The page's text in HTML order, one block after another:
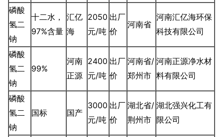
磷酸
氢二
钠
十二水，
97%含量
汇亿
海
2050
元/吨
出厂
价
河南省
河南汇亿海环保
科技有限公司
磷酸
氢二
钠
99%
河南
正源
2400
元/吨
出厂
价
河南省/
郑州市
河南正源净水材
料有限公司
磷酸
氢二
钠
国标 国产
3000
元/吨
出厂
价
湖北省/
荆州市
湖北强兴化工有
限公司